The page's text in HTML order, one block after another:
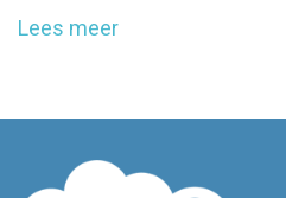
Lees meer